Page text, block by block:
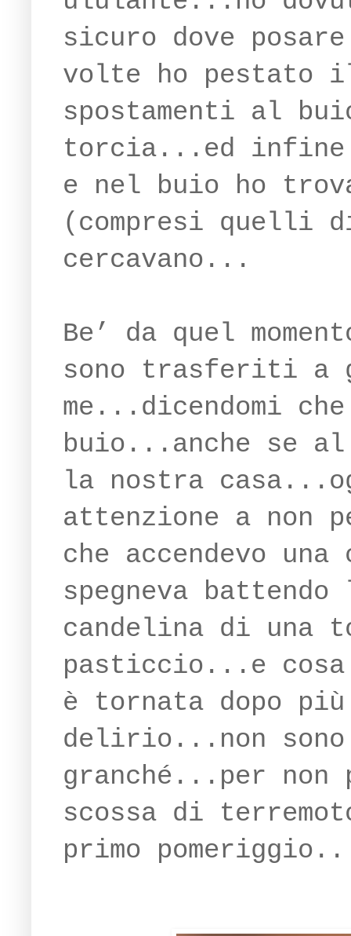
sicuro dove
volte ho
spostamenti al
torcia...ed infine
e nel buio ho
(compresi quelli
cercavano...
Be’ da quel
sono trasferiti a
me...dicendomi
buio...anche se
la nostra
attenzione a non
che accendevo
spegneva
candelina di una
pasticcio...e
è tornata dopo
delirio...non
granché...per
scossa di
primo